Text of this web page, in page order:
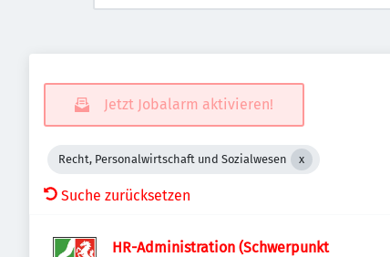
Jetzt Jobalarm aktivieren!
Recht, Personalwirtschaft und Sozialwesen
Suche zurücksetzen
HR-Administration (Schwerpunkt